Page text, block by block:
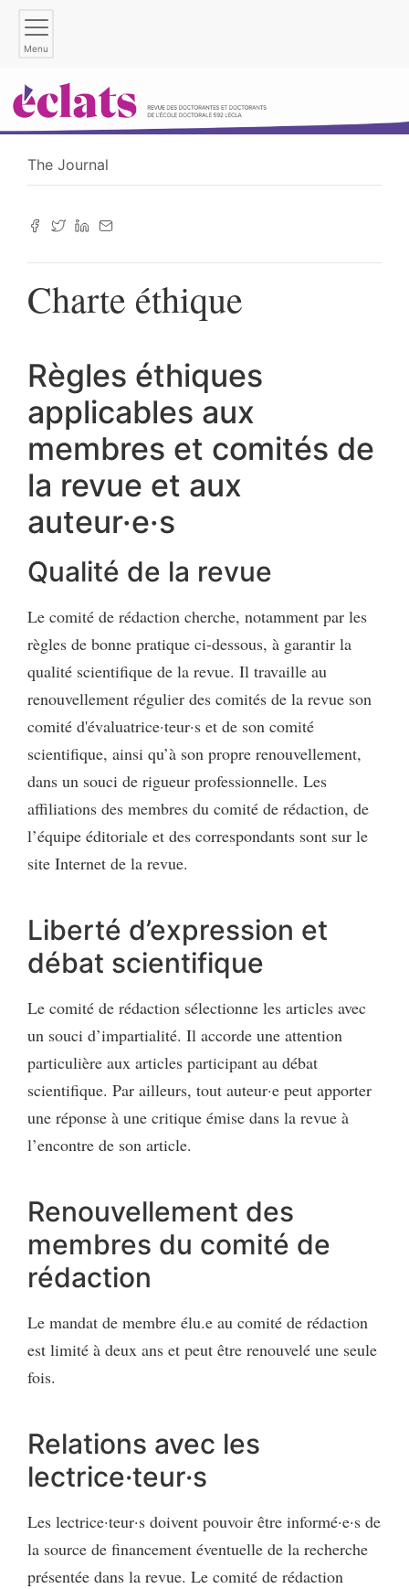
Menu
The Journal
Charte éthique
Règles éthiques
applicables aux
membres et comités de
la revue et aux
auteur·e·s
Qualité de la revue
Le comité de rédaction cherche, notamment par les
règles de bonne pratique ci-dessous, à garantir la
qualité scientifique de la revue. Il travaille au
renouvellement régulier des comités de la revue son
comité d'évaluatrice·teur·s et de son comité
scientifique, ainsi qu’à son propre renouvellement,
dans un souci de rigueur professionnelle. Les
affiliations des membres du comité de rédaction, de
l’équipe éditoriale et des correspondants sont sur le
site Internet de la revue.
Liberté d’expression et
débat scientifique
Le comité de rédaction sélectionne les articles avec
un souci d’impartialité. Il accorde une attention
particulière aux articles participant au débat
scientifique. Par ailleurs, tout auteur·e peut apporter
une réponse à une critique émise dans la revue à
l’encontre de son article.
Renouvellement des
membres du comité de
rédaction
Le mandat de membre élu.e au comité de rédaction
est limité à deux ans et peut être renouvelé une seule
fois.
Relations avec les
lectrice·teur·s
Les lectrice·teur·s doivent pouvoir être informé·e·s de
la source de financement éventuelle de la recherche
présentée dans la revue. Le comité de rédaction